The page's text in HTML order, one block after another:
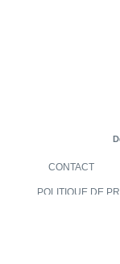
CONTACT
POLITIQUE DE